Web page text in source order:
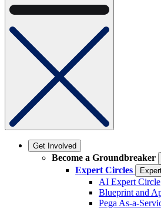
Get Involved
Become a Groundbreaker
Expert Circles
AI Expert Circle
Blueprint and
Pega As-a-